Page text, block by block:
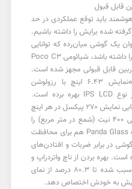
قابل قبول
باید توقع عملکردی در حد
شده برایش را داشته باشیم.
یک گوشی میان‌رده که توانایی
انجام کار‌های روزمره را داشته باشد، شیائومی Poco C3
قابل قبولی مجهز شده است.
این گوشی از صفحه‌نمایش 6.43 اینچ با رزولوشن
720×1600 پیکسل از نوع IPS LCD بهره برده است.
صفحه‌نمایشی که توانایی نمایش 270 پیکسل در هر اینچ
و ارائه حداکثر روشنایی 400 نیت (شمع در متر مربع) را
دارد. از محافظ صفحه Panda Glass هم برای محافظت
در برابر ضربات و افتادن‌های
بهره بردن از ناچ واتردراپ و
حاشیه های مناسب سبب شده تا 80.3 درصد از نمای
به خودش اختصاص دهد.